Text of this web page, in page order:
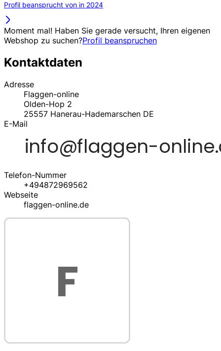
Profil beansprucht von in 2024
Moment mal! Haben Sie gerade versucht, Ihren eigenen
Webshop zu suchen?Profil beanspruchen
Kontaktdaten
Adresse
Flaggen-online
Olden-Hop 2
25557 Hanerau-Hademarschen DE
E-Mail
Telefon-Nummer
+494872969562
Webseite
flaggen-online.de